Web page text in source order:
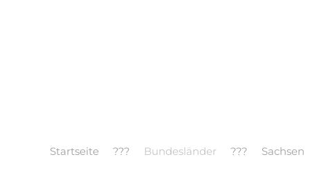
Startseite Bundesländer Sachsen